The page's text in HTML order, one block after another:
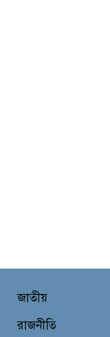
জাতীয়
রাজনীতি